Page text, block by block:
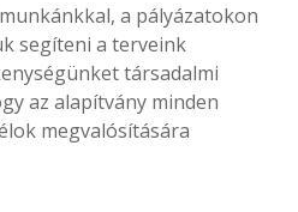
a pályázatokon
segíteni a terveink
társadalmi
az alapítvány minden
megvalósítására